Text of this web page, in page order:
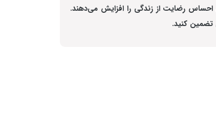
احساس رضایت از زندگی را افزایش می‌دهند.
تضمین کنید.